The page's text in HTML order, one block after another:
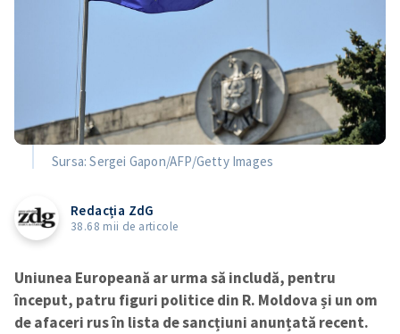
Sursa: Sergei Gapon/AFP/Getty Images
Redacția ZdG
38.68 mii de articole
Uniunea Europeană ar urma să includă, pentru
început, patru figuri politice din R. Moldova și un om
de afaceri rus în lista de sancțiuni anunțată recent.